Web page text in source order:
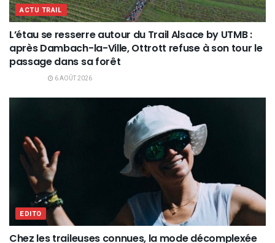
ACTU TRAIL
L’étau se resserre autour du Trail Alsace by UTMB :
après Dambach-la-Ville, Ottrott refuse à son tour le
passage dans sa forêt
6 AOÛT 2026
EDITO
Chez les traileuses connues, la mode décomplexée